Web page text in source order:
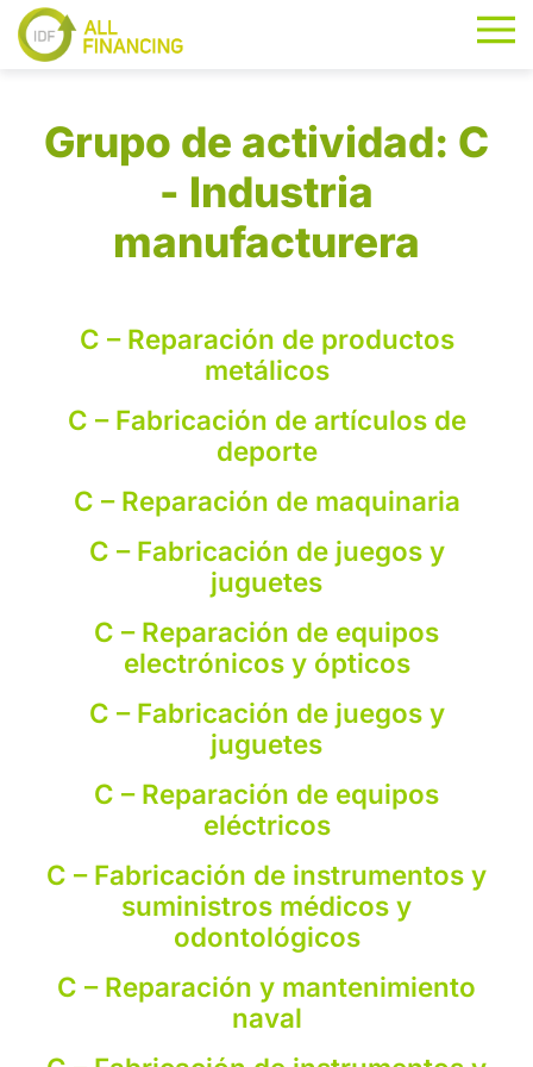
Grupo de actividad: C
- Industria
manufacturera
C – Reparación de productos
metálicos
C – Fabricación de artículos de
deporte
C – Reparación de maquinaria
C – Fabricación de juegos y
juguetes
C – Reparación de equipos
electrónicos y ópticos
C – Fabricación de juegos y
juguetes
C – Reparación de equipos
eléctricos
C – Fabricación de instrumentos y
suministros médicos y
odontológicos
C – Reparación y mantenimiento
naval